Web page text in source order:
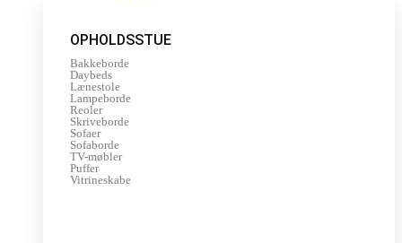
OPHOLDSSTUE
Bakkeborde
Daybeds
Lænestole
Lampeborde
Reoler
Skriveborde
Sofaer
Sofaborde
TV-møbler
Puffer
Vitrineskabe